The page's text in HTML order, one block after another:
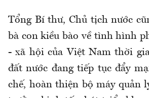
Tổng Bí thư, Chủ tịch nước
bà con kiều bào về tình hình
- xã hội của Việt Nam thời
đất nước đang tiếp tục đẩy
chế, hoàn thiện bộ máy quản